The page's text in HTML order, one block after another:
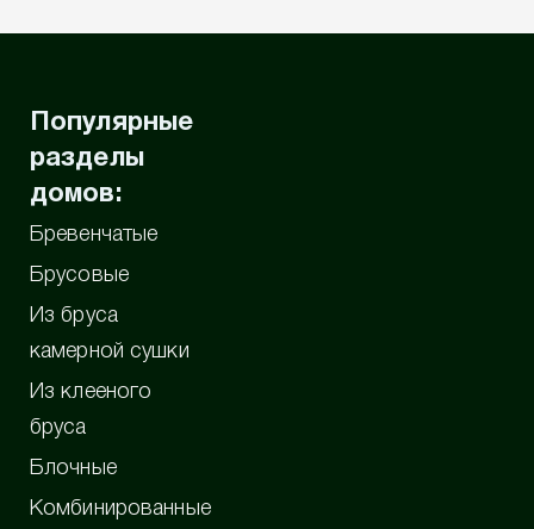
Популярные
разделы
домов:
Бревенчатые
Брусовые
Из бруса
камерной сушки
Из клееного
бруса
Блочные
Комбинированные